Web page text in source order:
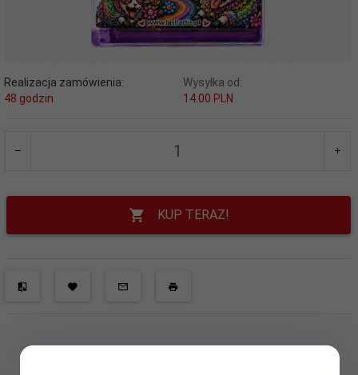
Realizacja zamówienia:
48 godzin
Wysyłka od:
14.00 PLN
KUP TERAZ!